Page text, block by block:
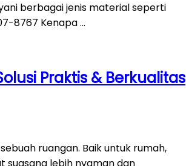
berbagai jenis material seperti
8767 Kenapa …
Praktis & Berkualitas
ruangan. Baik untuk rumah,
suasana lebih nyaman dan